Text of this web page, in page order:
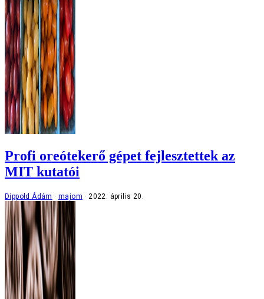
Profi oreótekerő gépet fejlesztettek az
MIT kutatói
Dippold Ádám majom 2022. április 20.